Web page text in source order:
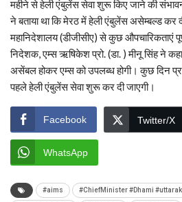
महीने से हेली एंबुलेंस सेवा शुरू किए जाने की
ने बताया था कि मेरठ में हेली एंबुलेंस असेम्बल्ड कर
महानिदेशालय (डीजीसीए) से कुछ औपचारिकताएं
निदेशक, एम्स ऋषिकेश प्रो. (डा. ) मीनू सिंह ने
असेंबल होकर एम्स को उपलब्ध होगी। कुछ दिन
पहले हेली एंबुलेंस सेवा शुरू कर दी जाएगी।
Facebook Twitter/X
WhatsApp
#aims #ChiefMinister #Dhami